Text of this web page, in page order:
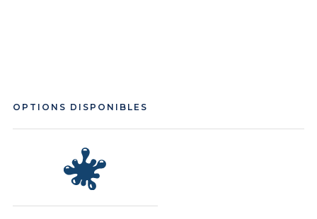
OPTIONS DISPONIBLES